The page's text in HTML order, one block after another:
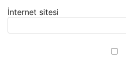
İnternet sitesi